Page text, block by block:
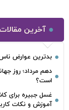
آخرین مقالات
بدترین عوارض ناس؛
دهم مرداد؛ روز
است؟
غسل جبیره برای
آموزش و نکات